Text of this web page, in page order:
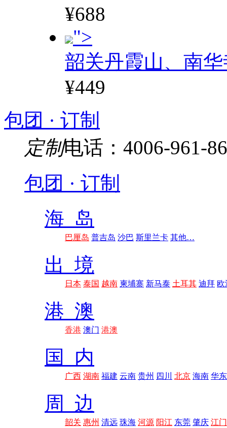
¥688
">
韶关丹霞山、南
¥449
包团 · 订制
定制电话：4006-961-
包团 · 订制
海 岛
巴厘岛 普吉岛 沙巴 斯里兰卡 其他…
出 境
日本 泰国 越南 柬埔寨 新马泰 土耳其 迪拜 欧
港 澳
香港 澳门 港澳
国 内
广西 湖南 福建 云南 贵州 四川 北京 海南 华东
周 边
韶关 惠州 清远 珠海 河源 阳江 东莞 肇庆 江门